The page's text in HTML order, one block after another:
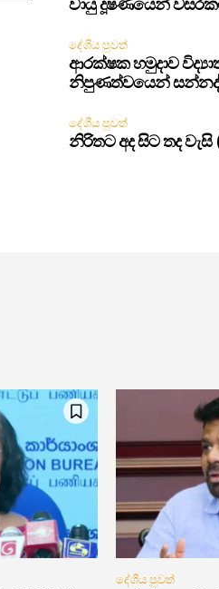
වායු දූෂණයෙන්
දේශීය පුවත්
ආරක්ෂක හමුදාව
නිපුණත්වයෙන්
දේශීය පුවත්
නිරිතට අද සිට තද වැසි
දේශීය පුවත්